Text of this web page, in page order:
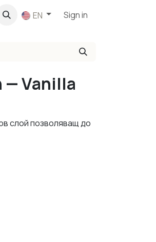
EN Sign in
— Vanilla
слой позволяващ до